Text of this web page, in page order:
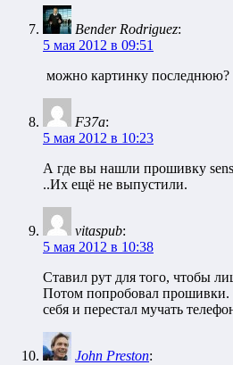
Bender Rodriguez:
5 мая 2012 в 09:51
можно картинку последнюю?
F37a:
5 мая 2012 в 10:23
А где вы нашли прошивку
..Их ещё не выпустили.
vitaspub:
5 мая 2012 в 10:38
Ставил рут для того, чтобы
Потом попробовал
себя и перестал мучать
John Preston: